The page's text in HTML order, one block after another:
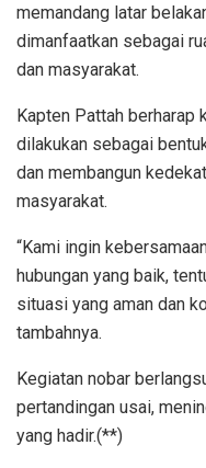
memandang latar
dimanfaatkan sebagai
dan masyarakat.
Kapten Pattah berharap
dilakukan sebagai
dan membangun
masyarakat.
“Kami ingin
hubungan yang baik,
situasi yang aman dan
tambahnya.
Kegiatan nobar
pertandingan usai,
yang hadir.(**)